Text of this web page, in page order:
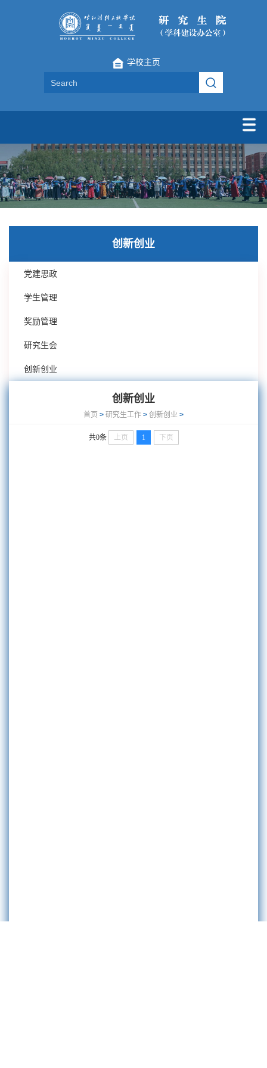
学校主页
创新创业
党建思政
学生管理
奖励管理
研究生会
创新创业
创新创业
首页 > 研究生工作 > 创新创业 >
共0条 上页 1 下页